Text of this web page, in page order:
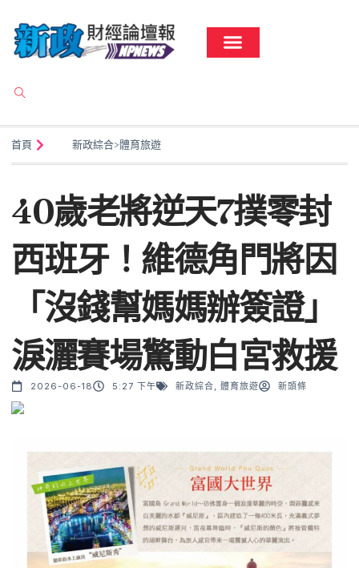
首頁 新政綜合>體育旅遊
40歲老將逆天7撲零封
西班牙！維德角門將因
「沒錢幫媽媽辦簽證」
淚灑賽場驚動白宮救援
2026-06-18 5:27 下午 新政綜合 體育旅遊 新頭條